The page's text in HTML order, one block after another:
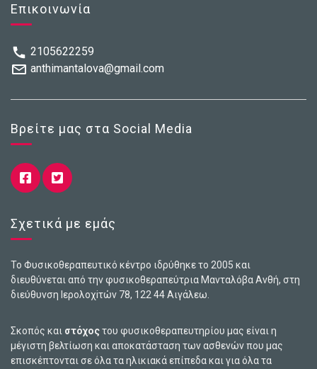
Επικοινωνία
2105622259
anthimantalova@gmail.com
Βρείτε μας στα Social Media
Σχετικά με εμάς
Το Φυσικοθεραπευτικό κέντρο ιδρύθηκε το 2005 και
διευθύνεται από την φυσικοθεραπεύτρια Μανταλόβα Ανθή, στη
διεύθυνση Ιερολοχiτών 78, 122 44 Αιγάλεω.
Σκοπός και στόχοςτου φυσικοθεραπευτηρίου μας είναι η
μέγιστη βελτίωση και αποκατάσταση των ασθενών που μας
επισκέπτονται σε όλα τα ηλικιακά επίπεδα και για όλα τα